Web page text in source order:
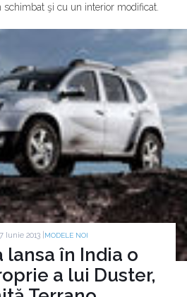
şi cu un interior modificat.
Iunie 2013 | MODELE NOI
lansa în India o
a lui Duster,